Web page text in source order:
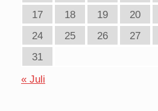
17
18 19 20
24
25 26 27
31
« Juli